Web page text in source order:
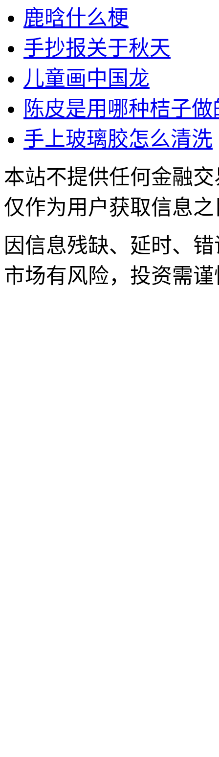
鹿晗什么梗
手抄报关于秋天
儿童画中国龙
陈皮是用哪种桔子做
手上玻璃胶怎么清洗
本站不提供任何金融
仅作为用户获取信息
因信息残缺、延时、
市场有风险，投资需